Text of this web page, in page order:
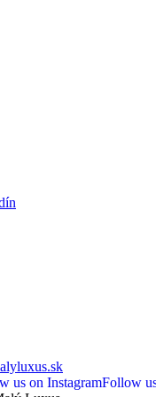
us on InstagramFollow